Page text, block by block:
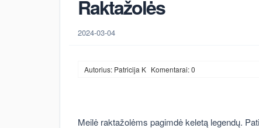
Raktažolės
2024-03-04
Autorius: Patricija K Komentarai: 0
Meilė raktažolėms pagimdė keletą legendų.